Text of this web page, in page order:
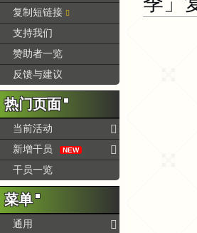
复制短链接
支持我们
赞助者一览
反馈与建议
热门页面
当前活动
新增干员
NEW
干员一览
菜单
通用